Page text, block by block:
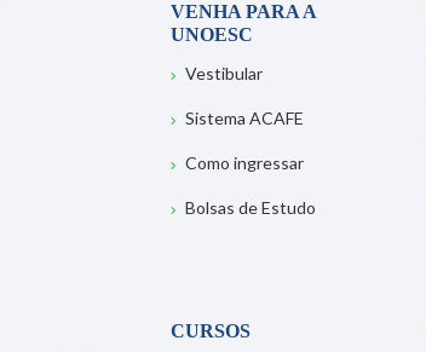
VENHA PARA A
UNOESC
Vestibular
Sistema ACAFE
Como ingressar
Bolsas de Estudo
CURSOS